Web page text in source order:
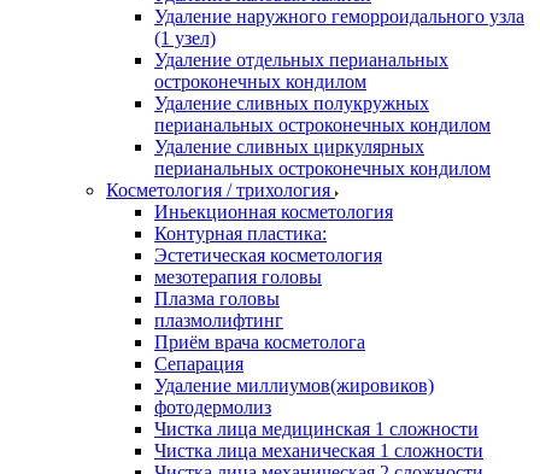
Удаление наружного геморроидального узла
(1 узел)
Удаление отдельных перианальных
остроконечных кондилом
Удаление сливных полукружных
перианальных остроконечных кондилом
Удаление сливных циркулярных
перианальных остроконечных кондилом
Косметология / трихология
Иньекционная косметология
Контурная пластика:
Эстетическая косметология
мезотерапия головы
Плазма головы
плазмолифтинг
Приём врача косметолога
Сепарация
Удаление миллиумов(жировиков)
фотодермолиз
Чистка лица медицинская 1 сложности
Чистка лица механическая 1 сложности